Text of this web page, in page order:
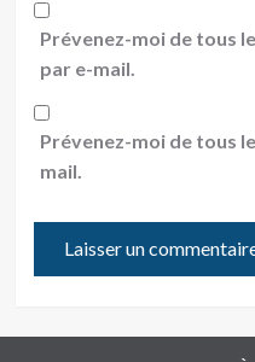
Prévenez-moi de tous
par e-mail.
Prévenez-moi de tous
mail.